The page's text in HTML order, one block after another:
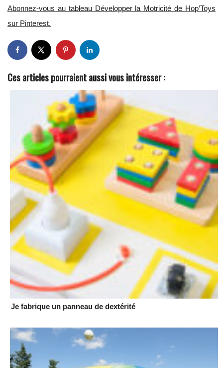
Abonnez-vous au tableau Développer la Motricité de Hop’Toys
sur Pinterest.
Ces articles pourraient aussi vous intéresser :
Je fabrique un panneau de dextérité